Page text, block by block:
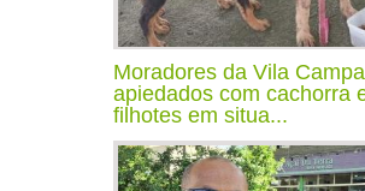
Moradores da Vila
apiedados com cachorra
filhotes em situa...